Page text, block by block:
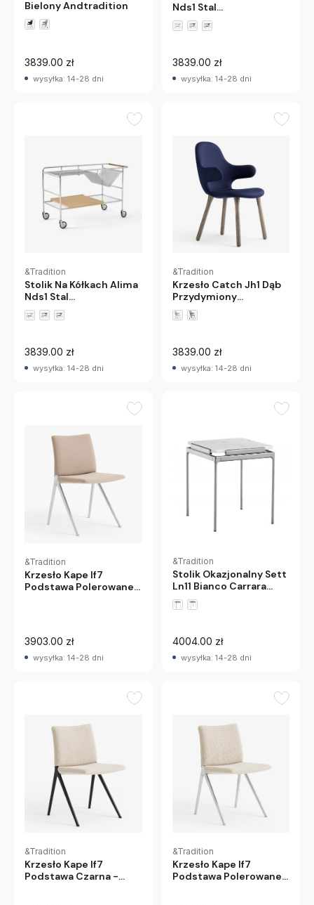
Bielony Andtradition
3839.00 zł
wysyłka: 14-28 dni
Nds1 Stal
Chromowana-Orzech
Andtradition
3839.00 zł
wysyłka: 14-28 dni
&Tradition
Stolik Na Kółkach Alima
Nds1 Stal
Chromowana-Dąb
Andtradition
3839.00 zł
wysyłka: 14-28 dni
&Tradition
Krzesło Catch Jh1 Dąb
Przydymiony
Andtradition
3839.00 zł
wysyłka: 14-28 dni
&Tradition
Krzesło Kape If7
Podstawa Polerowane
3903.00 zł
wysyłka: 14-28 dni
&Tradition
Stolik Okazjonalny Sett
Ln11 Bianco Carrara
Dark Chrome
Andtradition
4004.00 zł
wysyłka: 14-28 dni
&Tradition
Krzesło Kape If7
Podstawa Czarna -
&Tradition
Krzesło Kape If7
Podstawa Polerowane